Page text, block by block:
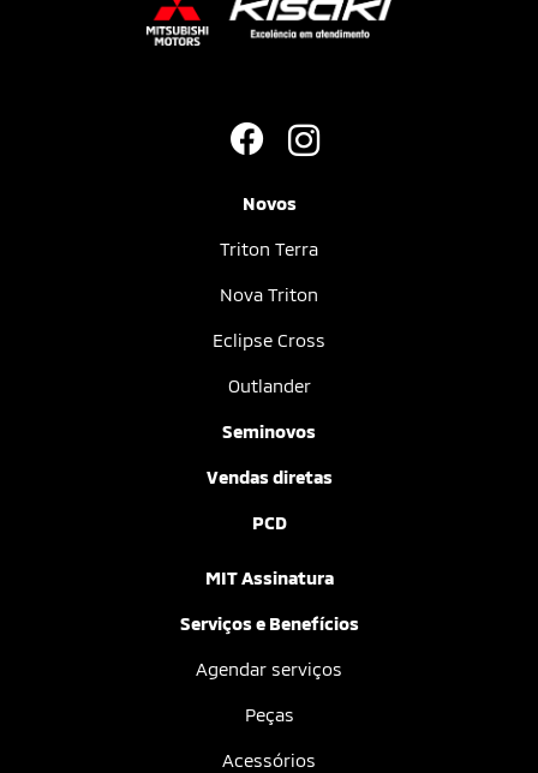
Novos
Triton Terra
Nova Triton
Eclipse Cross
Outlander
Seminovos
Vendas diretas
PCD
MIT Assinatura
Serviços e Benefícios
Agendar serviços
Peças
Acessórios